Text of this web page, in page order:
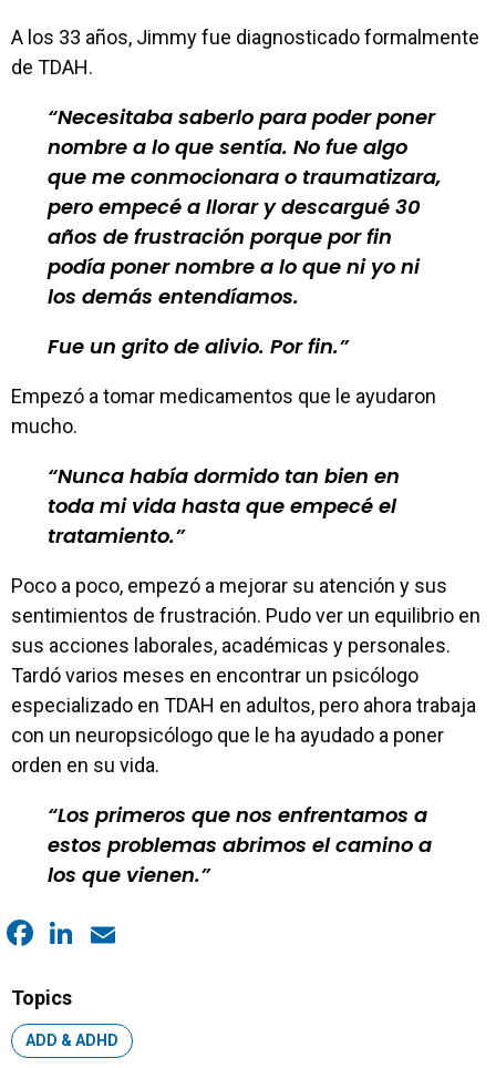
A los 33 años, Jimmy fue diagnosticado formalmente
de TDAH.
Necesitaba saberlo para poder poner
nombre a lo que sentía. No fue algo
que me conmocionara o traumatizara,
pero empecé a llorar y descargué 30
años de frustración porque por fin
podía poner nombre a lo que ni yo ni
los demás entendíamos.
Fue un grito de alivio. Por fin.
Empezó a tomar medicamentos que le ayudaron
mucho.
Nunca había dormido tan bien en
toda mi vida hasta que empecé el
tratamiento.
Poco a poco, empezó a mejorar su atención y sus
sentimientos de frustración. Pudo ver un equilibrio en
sus acciones laborales, académicas y personales.
Tardó varios meses en encontrar un psicólogo
especializado en TDAH en adultos, pero ahora trabaja
con un neuropsicólogo que le ha ayudado a poner
orden en su vida.
Los primeros que nos enfrentamos a
estos problemas abrimos el camino a
los que vienen.
Topics
Topic:
ADD & ADHD